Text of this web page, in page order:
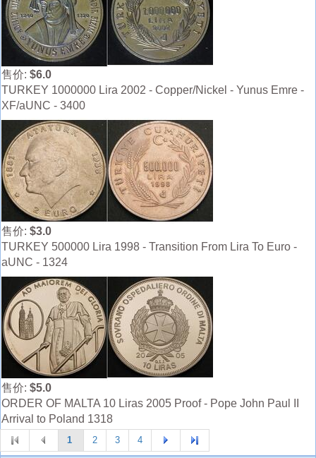
售价: $6.0
TURKEY 1000000 Lira 2002 - Copper/Nickel - Yunus Emre -
XF/aUNC - 3400
售价: $3.0
TURKEY 500000 Lira 1998 - Transition From Lira To Euro -
aUNC - 1324
售价: $5.0
ORDER OF MALTA 10 Liras 2005 Proof - Pope John Paul II
Arrival to Poland 1318
1 2 3 4